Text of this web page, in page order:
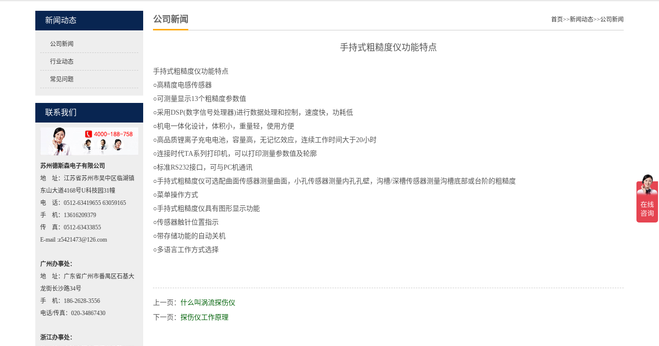
新闻动态
公司新闻
行业动态
常见问题
联系我们
苏州德斯森电子有限公司
地 址：江苏省苏州市吴中区临湖镇
东山大道4168号U科技园31幢
电 话：0512-63419655 63059165
手 机：13616209379
传 真：0512-63433855
E-mail :z5421473@126.com
广州办事处：
地 址：广东省广州市番禺区石基大
龙街长沙路34号
手 机：186-2628-3556
电话/传真：020-34867430
浙江办事处：
公司新闻 首页>>新闻动态>>公司新闻
手持式粗糙度仪功能特点
手持式粗糙度仪功能特点
○高精度电感传感器
○可测量显示13个粗糙度参数值
○采用DSP(数字信号处理器)进行数据处理和控制，速度快，功耗低
○机电一体化设计，体积小，重量轻，使用方便
○高品质锂离子充电电池，容量高，无记忆效应，连续工作时间大于20小时
○连接时代TA系列打印机，可以打印测量参数值及轮廓
○标准RS232接口，可与PC机通讯
○手持式粗糙度仪可选配曲面传感器测量曲面，小孔传感器测量内孔孔壁，沟槽/深槽传感器测量沟槽底部或台阶的粗糙度
○菜单操作方式
○手持式粗糙度仪具有图形显示功能
○传感器触针位置指示
○带存储功能的自动关机
○多语言工作方式选择
上一页： 什么叫涡流探伤仪
下一页： 探伤仪工作原理